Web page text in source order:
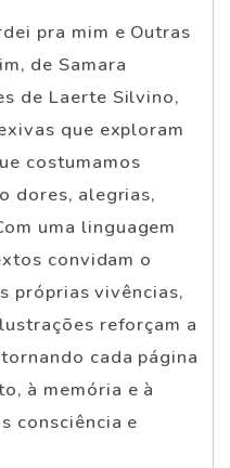
pra mim e Outras
de Samara
de Laerte Silvino,
que exploram
costumamos
dores, alegrias,
uma linguagem
convidam o
próprias vivências,
reforçam a
cada página
à memória e à
consciência e